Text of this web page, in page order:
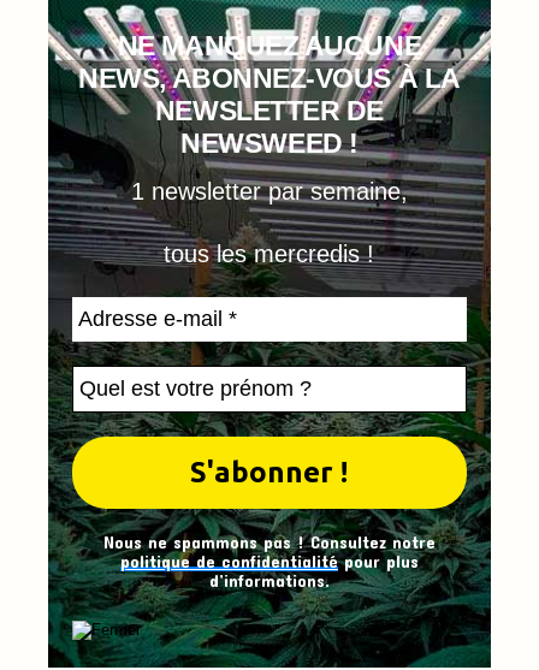
NE MANQUEZ AUCUNE
NEWS, ABONNEZ-VOUS À LA
NEWSLETTER DE
NEWSWEED !
1 newsletter par semaine,
tous les mercredis !
Nous ne spammons pas ! Consultez notre
politique de confidentialitépour plus
d’informations.